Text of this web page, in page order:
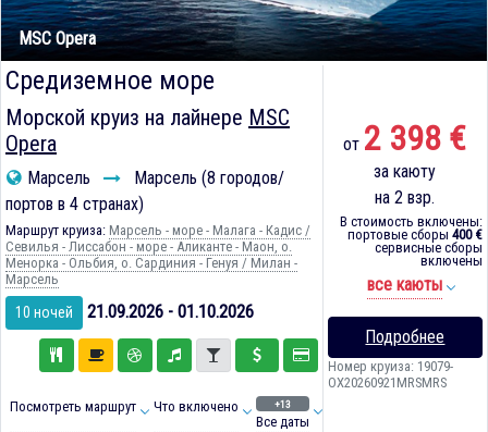
MSC Opera
Средиземное море
Морской круиз на лайнере MSC
Opera
Марсель
Марсель (8 городов/
портов в 4 странах)
Маршрут круиза: Марсель - море - Малага - Кадиc /
Севилья - Лиссабон - море - Аликанте - Маон, о.
Менорка - Ольбия, о. Сардиния - Генуя / Милан -
Марсель
10 ночей 21.09.2026 - 01.10.2026
Посмотреть маршрут Что включено +13
Все даты
от 2 398 €
за каюту
на 2 взр.
В стоимость включены:
портовые сборы 400 €
сервисные сборы
включены
все каюты
Подробнее
Номер круиза: 19079-
OX20260921MRSMRS